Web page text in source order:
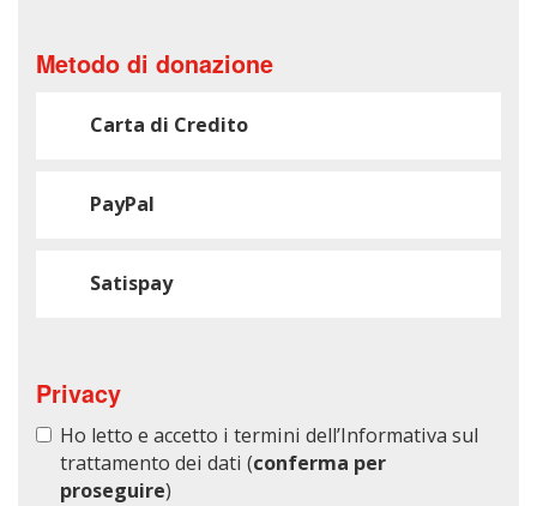
Metodo di donazione
Carta di Credito
PayPal
Satispay
Privacy
Ho letto e accetto i termini dell’Informativa sul
trattamento dei dati (conferma per
proseguire)